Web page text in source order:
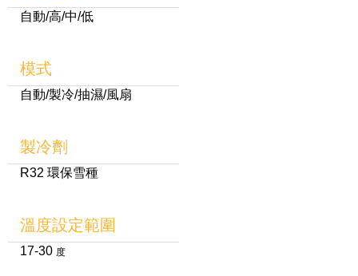
自動/高/中/低
模式
自動/製冷/抽濕/風扇
製冷劑
R32 環保雪種
溫度設定範圍
17-30 度